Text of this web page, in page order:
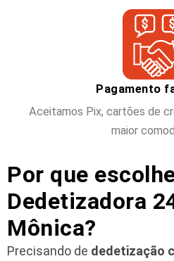
Pagamento
Aceitamos Pix, cartões de
maior
Por que
Dedetizadora
Mônica?
Precisando de dedetização